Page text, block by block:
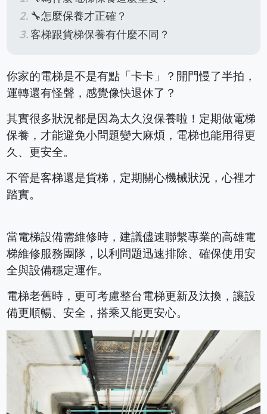
🔧怎麼保養才正確？
客梯跟貨梯保養有什麼不同？
你家的電梯是不是有點「卡卡」？開門慢了半拍，
運轉還有怪聲，感覺像快退休了？
其實很多狀況都是因為太久沒保養啦！定期做電梯
保養，才能避免小問題變大麻煩，電梯也能用得更
久、更安全。
不管是客梯還是貨梯，定期關心機械狀況，心裡才
踏實。
當電梯設備需維修時，建議儘速聯繫專業的高雄電
梯維修服務團隊，以利問題迅速排除、確保使用安
全與設備穩定運作。
電梯老舊時，更可考慮整台電梯更新及汰換，讓設
備更順暢、安全，搭乘又能更安心。